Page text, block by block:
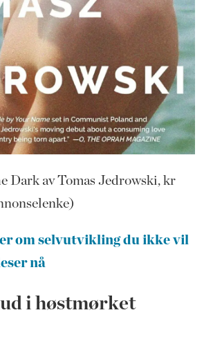
Dark av Tomas Jedrowski, kr
om selvutvikling du ikke vil
nå
i høstmørket